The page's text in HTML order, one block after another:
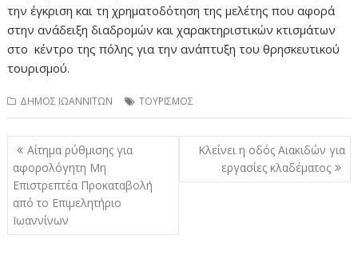
την έγκριση και τη χρηματοδότηση της μελέτης που αφορά
στην ανάδειξη διαδρομών και χαρακτηριστικών κτισμάτων
στο κέντρο της πόλης για την ανάπτυξη του θρησκευτικού
τουρισμού.
ΔΗΜΟΣ ΙΩΑΝΝΙΤΩΝ ΤΟΥΡΙΣΜΟΣ
Πλοήγηση
άρθρων
Αίτημα ρύθμισης για
αφορολόγητη Μη
Επιστρεπτέα Προκαταβολή
από το Επιμελητήριο
Ιωαννίνων
Κλείνει η οδός Αιακιδών για
εργασίες κλαδέματος